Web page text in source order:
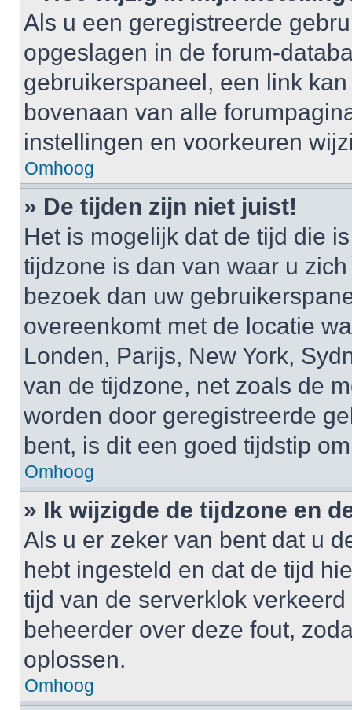
Als u een geregistreerde
opgeslagen in de forum-
gebruikerspaneel, een link
bovenaan van alle
instellingen en voorkeuren
Omhoog
» De tijden zijn niet juist!
Het is mogelijk dat de tijd die
tijdzone is dan van waar u
bezoek dan uw
overeenkomt met de locatie
Londen, Parijs, New York,
van de tijdzone, net zoals de
worden door geregistreerde
bent, is dit een goed tijdstip
Omhoog
» Ik wijzigde de tijdzone en
Als u er zeker van bent dat u
hebt ingesteld en dat de tijd
tijd van de serverklok
beheerder over deze fout,
oplossen.
Omhoog